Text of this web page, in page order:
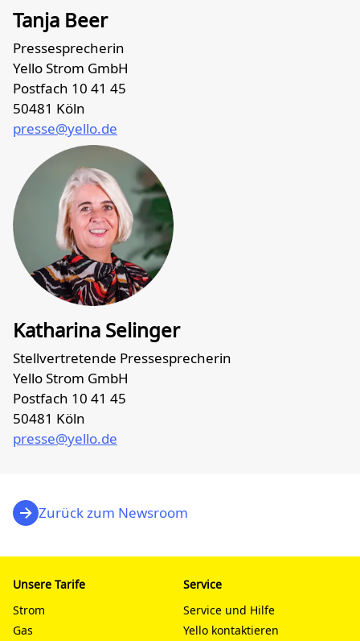
Tanja Beer
Pressesprecherin
Yello Strom GmbH
Postfach 10 41 45
50481 Köln
presse@yello.de
Katharina Selinger
Stellvertretende Pressesprecherin
Yello Strom GmbH
Postfach 10 41 45
50481 Köln
presse@yello.de
Zurück zum Newsroom
Unsere Tarife
Strom
Gas
Service
Service und Hilfe
Yello kontaktieren